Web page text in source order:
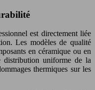
est directement liée
Les modèles de qualité
en céramique ou en
distribution uniforme de la
thermiques sur les